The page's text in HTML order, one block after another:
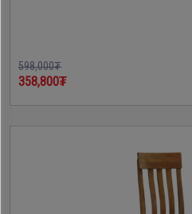
598,000₮
358,800₮